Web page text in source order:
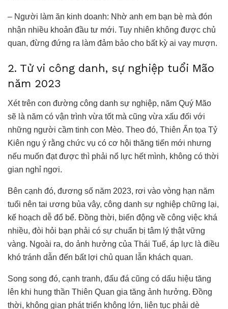
– Người làm ăn kinh doanh: Nhờ anh em bạn bè mà đón
nhận nhiều khoản đầu tư mới. Tuy nhiên không được chủ
quan, đừng đứng ra làm đảm bảo cho bất kỳ ai vay mượn.
2. Tử vi công danh, sự nghiệp tuổi Mão
năm 2023
Xét trên con đường công danh sự nghiệp, năm Quý Mão
sẽ là năm có vận trình vừa tốt mà cũng vừa xấu đối với
những người cầm tinh con Mèo. Theo đó, Thiên Ấn tọa Tỷ
Kiên ngụ ý rằng chức vụ có cơ hội thăng tiến mới nhưng
nếu muốn đạt được thì phải nổ lực hết mình, không có thời
gian nghỉ ngơi.
Bên cạnh đó, đương số năm 2023, rơi vào vòng hạn năm
tuổi nên tai ương bủa vây, công danh sự nghiệp chững lại,
kế hoạch dễ đổ bể. Đồng thời, biến động về công việc khá
nhiều, đòi hỏi bạn phải có sự chuẩn bị tâm lý thật vững
vàng. Ngoài ra, do ảnh hưởng của Thái Tuế, áp lực là điều
khó tránh dẫn đến bất lợi chủ quan lẫn khách quan.
Song song đó, cạnh tranh, đấu đá cũng có dấu hiệu tăng
lên khi hung thần Thiên Quan gia tăng ảnh hưởng. Đồng
thời, không gian phát triển không lớn, liên tục phải dè